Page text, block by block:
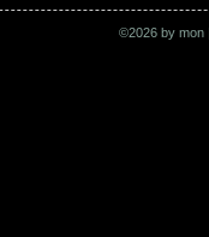
©2026 by mon |